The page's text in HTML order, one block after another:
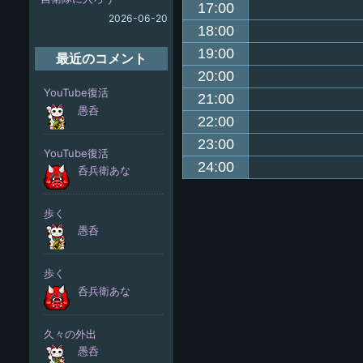
17:00
18:00
19:00
20:00
21:00
22:00
23:00
24:00
2026-06-20
最近のコメント